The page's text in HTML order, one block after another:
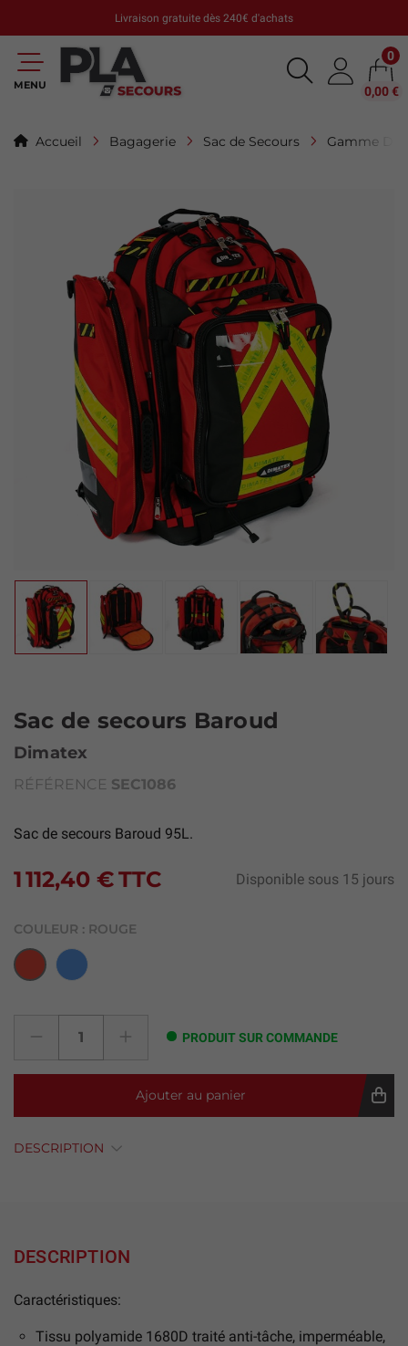
Livraison gratuite dès 240€ d'achats
MENU
0
0,00 €
Accueil Bagagerie Sac de Secours Gamme
Sac de secours Baroud
Dimatex
RÉFÉRENCE SEC1086
Sac de secours Baroud 95L.
1 112,40 €TTC Disponible sous 15 jours
COULEUR : ROUGE
Rouge Bleu
PRODUIT SUR COMMANDE
Ajouter au panier
DESCRIPTION
DESCRIPTION
Caractéristiques:
Tissu polyamide 1680D traité anti-tâche, imperméable,